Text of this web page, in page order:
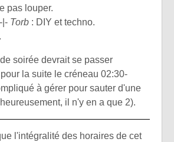
pas louper.
-|- Torb : DIY et techno.
soirée devrait se passer
la suite le créneau 02:30-
à gérer pour sauter d'une
il n'y en a que 2).
l'intégralité des horaires de cet